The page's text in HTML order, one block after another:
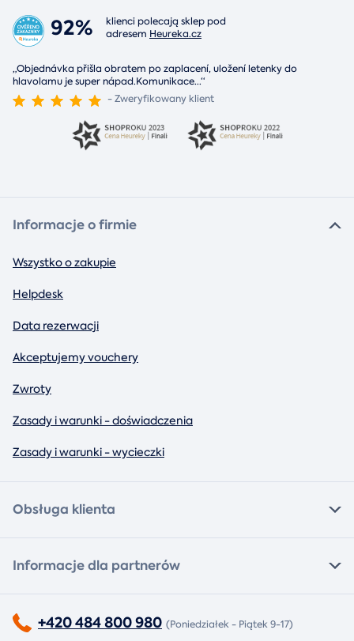
92%
klienci polecają sklep pod
adresem Heureka.cz
„Objednávka přišla obratem po zaplacení, uložení letenky do
hlavolamu je super nápad.Komunikace...“
- Zweryfikowany klient
Informacje o firmie
Wszystko o zakupie
Helpdesk
Data rezerwacji
Akceptujemy vouchery
Zwroty
Zasady i warunki - doświadczenia
Zasady i warunki - wycieczki
Obsługa klienta
Informacje dla partnerów
+420 484 800 980 (Poniedziałek - Piątek 9-17)